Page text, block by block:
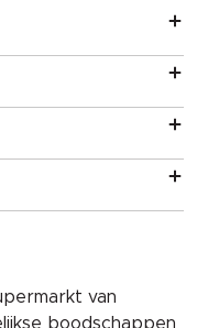
van
boodschappen